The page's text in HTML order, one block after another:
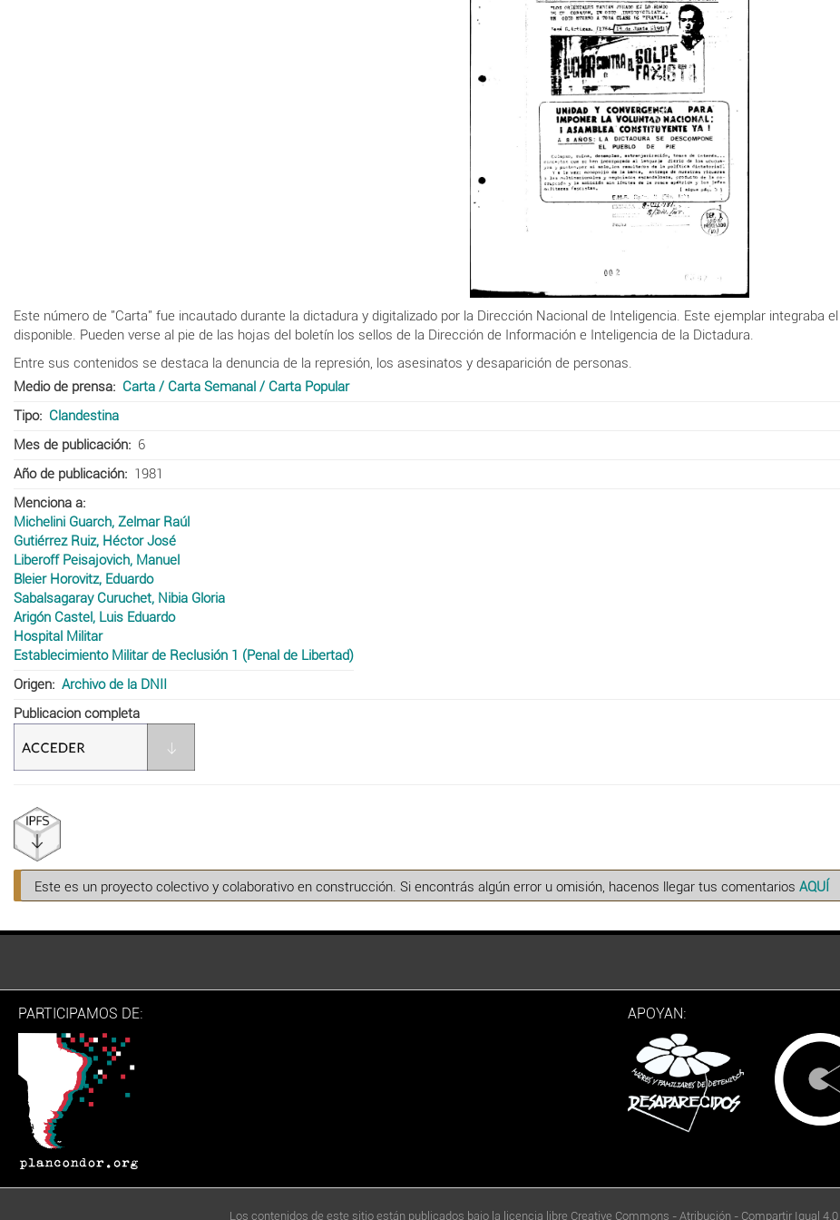
Este número de "Carta" fue incautado durante la dictadura y digitalizado por la Dirección Nacional de Inteligencia. Este ejemplar integraba
disponible. Pueden verse al pie de las hojas del boletín los sellos de la Dirección de Información e Inteligencia de la Dictadura.
Entre sus contenidos se destaca la denuncia de la represión, los asesinatos y desaparición de personas.
Medio de prensa
Carta / Carta Semanal / Carta Popular
Tipo
Clandestina
Mes de publicación
6
Año de publicación
1981
Menciona a
Michelini Guarch, Zelmar Raúl
Gutiérrez Ruiz, Héctor José
Liberoff Peisajovich, Manuel
Bleier Horovitz, Eduardo
Sabalsagaray Curuchet, Nibia Gloria
Arigón Castel, Luis Eduardo
Hospital Militar
Establecimiento Militar de Reclusión 1 (Penal de Libertad)
Origen
Archivo de la DNII
Publicacion completa
Este es un proyecto colectivo y colaborativo en construcción. Si encontrás algún error u omisión, hacenos llegar tus comentarios AQUÍ
PARTICIPAMOS DE: APOYAN:
Los contenidos de este sitio están publicados bajo la licencia libre Creative Commons - Atribución - Compartir Igual